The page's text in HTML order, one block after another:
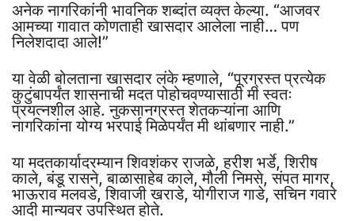
अनेक नागरिकांनी भावनिक शब्दांत व्यक्त केल्या. “आजवर
आमच्या गावात कोणताही खासदार आलेला नाही… पण
निलेशदादा आले!”
या वेळी बोलताना खासदार लंके म्हणाले, “पूरग्रस्त प्रत्येक
कुटुंबापर्यंत शासनाची मदत पोहोचवण्यासाठी मी स्वतः
प्रयत्नशील आहे. नुकसानग्रस्त शेतकऱ्यांना आणि
नागरिकांना योग्य भरपाई मिळेपर्यंत मी थांबणार नाही.”
या मदतकार्यादरम्यान शिवशंकर राजळे, हरीश भर्डे, शिरीष
काले, बंडू रासने, बाळासाहेब काले, मौली निमसे, संपत मागर,
भाऊराव मलवडे, शिवाजी खराडे, योगीराज गाडे, सचिन गवारे
आदी मान्यवर उपस्थित होते.